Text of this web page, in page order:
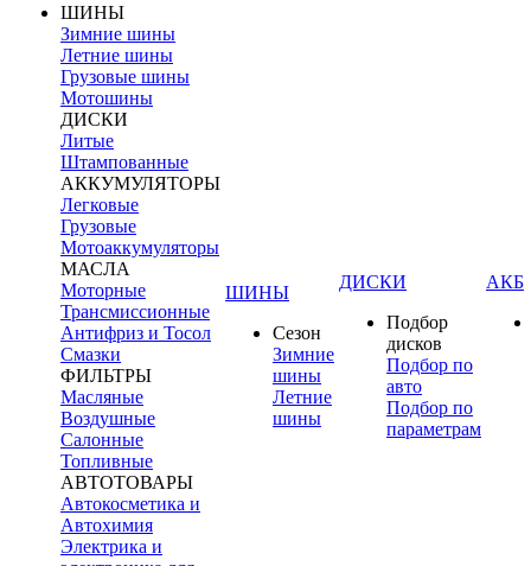
ШИНЫ
Зимние шины
Летние шины
Грузовые шины
Мотошины
ДИСКИ
Литые
Штампованные
АККУМУЛЯТОРЫ
Легковые
Грузовые
Мотоаккумуляторы
МАСЛА
Моторные
Трансмиссионные
Антифриз и Тосол
Смазки
ФИЛЬТРЫ
Масляные
Воздушные
Салонные
Топливные
АВТОТОВАРЫ
Автокосметика и
Автохимия
Электрика и
ШИНЫ
Сезон
Зимние
шины
Летние
шины
ДИСКИ
Подбор
дисков
Подбор по
авто
Подбор по
параметрам
АКБ